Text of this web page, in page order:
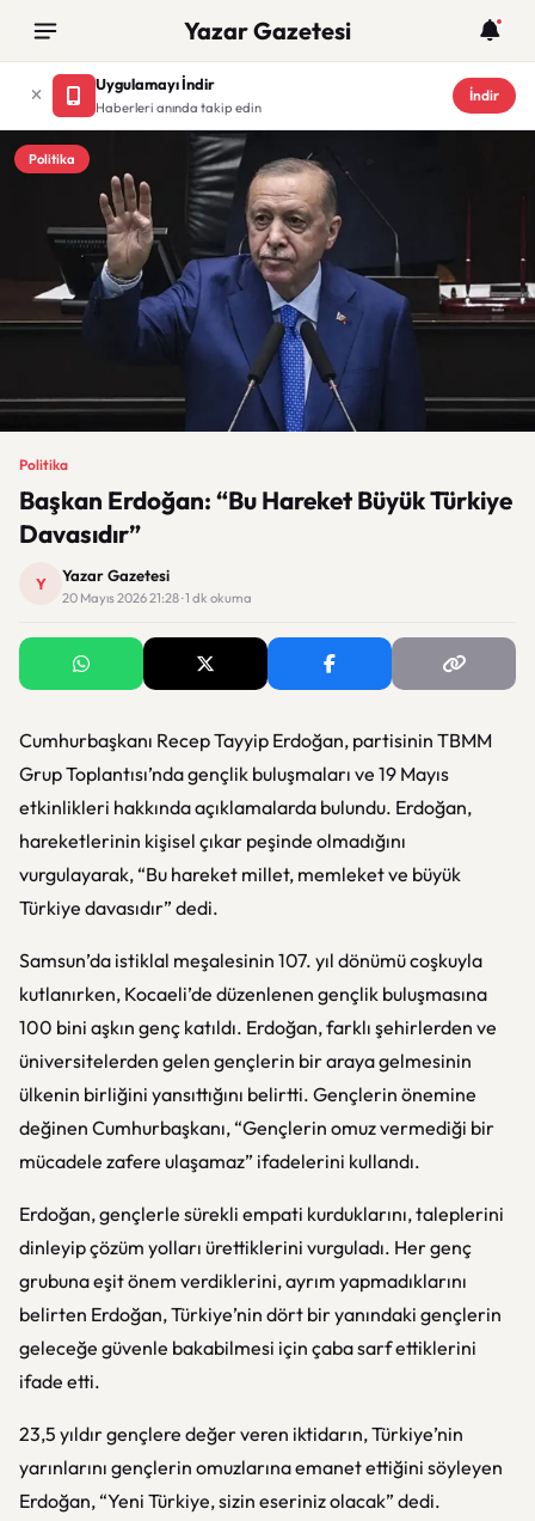
Yazar Gazetesi
Uygulamayı İndir
Haberleri anında takip edin
İndir
Politika
Politika
Başkan Erdoğan: “Bu Hareket Büyük Türkiye
Davasıdır”
Y Yazar Gazetesi
20 Mayıs 2026 21:28 · 1 dk okuma
Cumhurbaşkanı Recep Tayyip Erdoğan, partisinin TBMM
Grup Toplantısı’nda gençlik buluşmaları ve 19 Mayıs
etkinlikleri hakkında açıklamalarda bulundu. Erdoğan,
hareketlerinin kişisel çıkar peşinde olmadığını
vurgulayarak, “Bu hareket millet, memleket ve büyük
Türkiye davasıdır” dedi.
Samsun’da istiklal meşalesinin 107. yıl dönümü coşkuyla
kutlanırken, Kocaeli’de düzenlenen gençlik buluşmasına
100 bini aşkın genç katıldı. Erdoğan, farklı şehirlerden ve
üniversitelerden gelen gençlerin bir araya gelmesinin
ülkenin birliğini yansıttığını belirtti. Gençlerin önemine
değinen Cumhurbaşkanı, “Gençlerin omuz vermediği bir
mücadele zafere ulaşamaz” ifadelerini kullandı.
Erdoğan, gençlerle sürekli empati kurduklarını, taleplerini
dinleyip çözüm yolları ürettiklerini vurguladı. Her genç
grubuna eşit önem verdiklerini, ayrım yapmadıklarını
belirten Erdoğan, Türkiye’nin dört bir yanındaki gençlerin
geleceğe güvenle bakabilmesi için çaba sarf ettiklerini
ifade etti.
23,5 yıldır gençlere değer veren iktidarın, Türkiye’nin
yarınlarını gençlerin omuzlarına emanet ettiğini söyleyen
Erdoğan, “Yeni Türkiye, sizin eseriniz olacak” dedi.